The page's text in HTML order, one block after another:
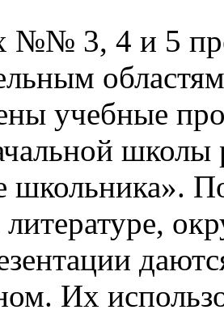
№№ 3, 4 и 5
учебные
школы
школьника».
Их